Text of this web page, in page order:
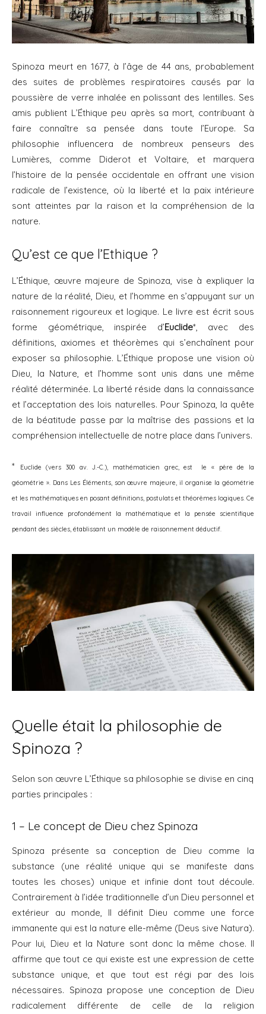
Spinoza meurt en 1677, à l’âge de 44 ans, probablement
des suites de problèmes respiratoires causés par la
poussière de verre inhalée en polissant des lentilles. Ses
amis publient L’Éthique peu après sa mort, contribuant à
faire connaître sa pensée dans toute l’Europe. Sa
philosophie influencera de nombreux penseurs des
Lumières, comme Diderot et Voltaire, et marquera
l’histoire de la pensée occidentale en offrant une vision
radicale de l’existence, où la liberté et la paix intérieure
sont atteintes par la raison et la compréhension de la
nature.
Qu’est ce que l’Ethique ?
L’Éthique, œuvre majeure de Spinoza, vise à expliquer la
nature de la réalité, Dieu, et l’homme en s’appuyant sur un
raisonnement rigoureux et logique. Le livre est écrit sous
forme géométrique, inspirée d’Euclide*, avec des
définitions, axiomes et théorèmes qui s’enchaînent pour
exposer sa philosophie. L’Éthique propose une vision où
Dieu, la Nature, et l’homme sont unis dans une même
réalité déterminée. La liberté réside dans la connaissance
et l’acceptation des lois naturelles. Pour Spinoza, la quête
de la béatitude passe par la maîtrise des passions et la
compréhension intellectuelle de notre place dans l’univers.
*
Euclide (vers 300 av. J.-C.), mathématicien grec, est le « père de la
géométrie ». Dans Les Éléments, son œuvre majeure, il organise la géométrie
et les mathématiques en posant définitions, postulats et théorèmes logiques. Ce
travail influence profondément la mathématique et la pensée scientifique
pendant des siècles, établissant un modèle de raisonnement déductif.
Quelle était la philosophie de
Spinoza ?
Selon son œuvre L’Éthique sa philosophie se divise en cinq
parties principales :
1 – Le concept de Dieu chez Spinoza
Spinoza présente sa conception de Dieu comme la
substance (une réalité unique qui se manifeste dans
toutes les choses) unique et infinie dont tout découle.
Contrairement à l’idée traditionnelle d’un Dieu personnel et
extérieur au monde, Il définit Dieu comme une force
immanente qui est la nature elle-même (Deus sive Natura).
Pour lui, Dieu et la Nature sont donc la même chose. Il
affirme que tout ce qui existe est une expression de cette
substance unique, et que tout est régi par des lois
nécessaires. Spinoza propose une conception de Dieu
radicalement différente de celle de la religion